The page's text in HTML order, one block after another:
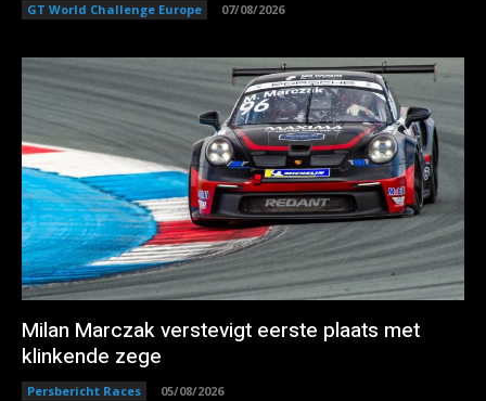
GT World Challenge Europe 07/08/2026
Milan Marczak verstevigt eerste plaats met
klinkende zege
Persbericht Races 05/08/2026